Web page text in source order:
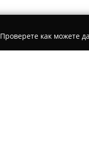
Проверете как можете